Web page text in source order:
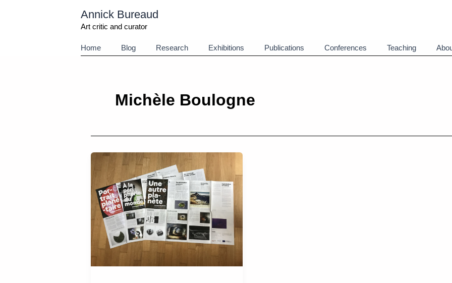
Annick Bureaud
Art critic and curator
Home Blog Research Exhibitions Publications Conferences Teaching
Michèle Boulogne